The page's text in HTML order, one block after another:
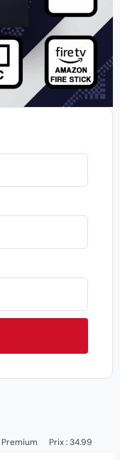
Premium Prix : 34.99